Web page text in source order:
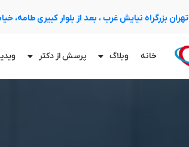
تهران بزرگراه نیایش غرب ، بعد از بلوار کبیری طامه،
خانه وبلاگ پرسش از دکتر